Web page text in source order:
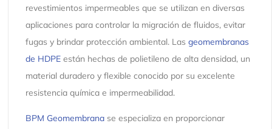
revestimientos impermeables que se utilizan en diversas
aplicaciones para controlar la migración de fluidos, evitar
fugas y brindar protección ambiental. Las geomembranas
de HDPEestán hechas de polietileno de alta densidad, un
material duradero y flexible conocido por su excelente
resistencia química e impermeabilidad.
BPM Geomembranase especializa en proporcionar